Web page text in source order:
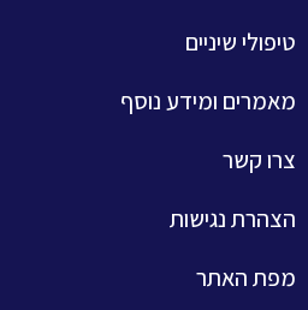
טיפולי שיניים
מאמרים ומידע נוסף
צרו קשר
הצהרת נגישות
מפת האתר